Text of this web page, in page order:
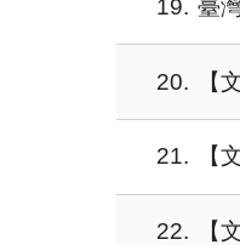
19 臺
20 【
21 【
22 【